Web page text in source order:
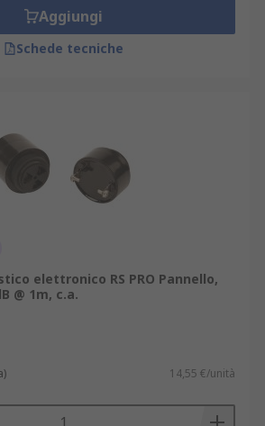
Aggiungi
Schede tecniche
elettronico RS PRO Pannello,
@ 1m, c.a.
14,55 €/unità